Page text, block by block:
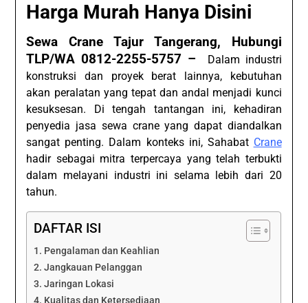
Harga Murah Hanya Disini
Sewa Crane Tajur Tangerang, Hubungi
TLP/WA 0812-2255-5757 –
Dalam industri
konstruksi dan proyek berat lainnya, kebutuhan
akan peralatan yang tepat dan andal menjadi kunci
kesuksesan. Di tengah tantangan ini, kehadiran
penyedia jasa sewa crane yang dapat diandalkan
sangat penting. Dalam konteks ini, Sahabat Crane
hadir sebagai mitra terpercaya yang telah terbukti
dalam melayani industri ini selama lebih dari 20
tahun.
DAFTAR ISI
Pengalaman dan Keahlian
Jangkauan Pelanggan
Jaringan Lokasi